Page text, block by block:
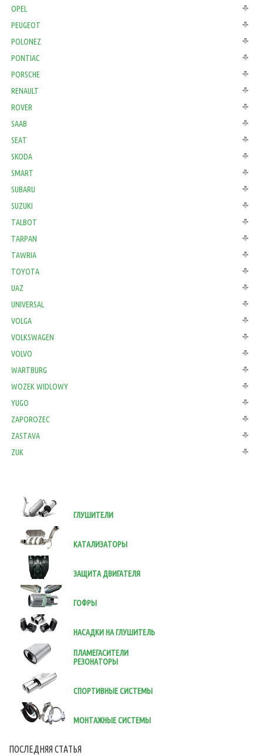
OPEL
PEUGEOT
POLONEZ
PONTIAC
PORSCHE
RENAULT
ROVER
SAAB
SEAT
SKODA
SMART
SUBARU
SUZUKI
TALBOT
TARPAN
TAWRIA
TOYOTA
UAZ
UNIVERSAL
VOLGA
VOLKSWAGEN
VOLVO
WARTBURG
WOZEK WIDLOWY
YUGO
ZAPOROZEC
ZASTAVA
ZUK
ГЛУШИТЕЛИ
КАТАЛИЗАТОРЫ
ЗАЩИТА ДВИГАТЕЛЯ
ГОФРЫ
НАСАДКИ НА ГЛУШИТЕЛЬ
ПЛАМЕГАСИТЕЛИ
РЕЗОНАТОРЫ
СПОРТИВНЫЕ СИСТЕМЫ
МОНТАЖНЫЕ СИСТЕМЫ
ПОСЛЕДНЯЯ СТАТЬЯ